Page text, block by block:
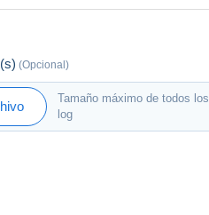
(Opcional)
Tamaño máximo de todos
log